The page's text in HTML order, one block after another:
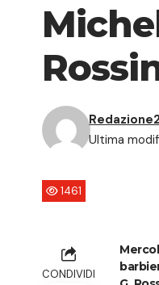
Ultima
Redazione2
1461
CONDIVIDI